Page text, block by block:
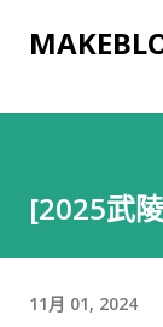
[2025武
11月 01, 2024